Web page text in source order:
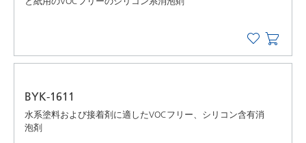
BYK-1611
水系塗料および接着剤に適したVOCフリー、シリコン含有消
泡剤